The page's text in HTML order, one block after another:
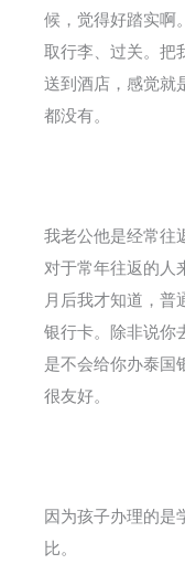
候，觉得好踏实啊
取行李、过关。把
送到酒店，感觉就
都没有。
我老公他是经常往
对于常年往返的人
月后我才知道，普
银行卡。除非说你
是不会给你办泰国
很友好。
因为孩子办理的是
比。